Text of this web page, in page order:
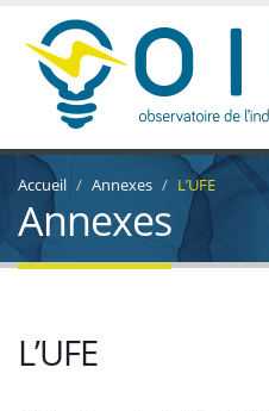
Accueil Annexes L’UFE
Annexes
L’UFE